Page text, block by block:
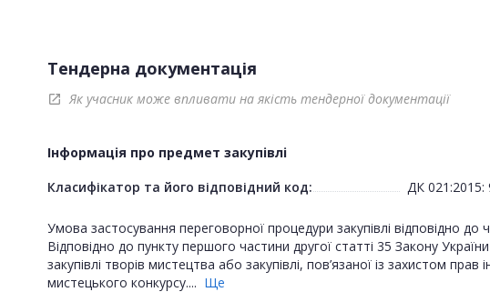
Тендерна документація
open_in_new Як учасник може впливати на якість тендерної документації
Інформація про предмет закупівлі
Класифікатор та його відповідний код:
ДК 021:2015:
Умова застосування переговорної процедури закупівлі відповідно до
Відповідно до пункту першого частини другої статті 35 Закону
закупівлі творів мистецтва або закупівлі, пов’язаної із захистом
мистецького конкурсу.... Ще